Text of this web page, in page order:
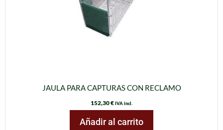
JAULA PARA CAPTURAS CON RECLAMO
152,30€IVA incl.
Añadir al carrito